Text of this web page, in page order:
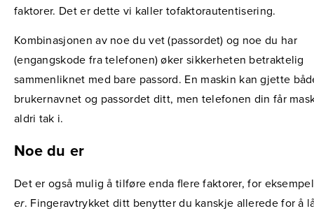
faktorer. Det er dette vi kaller tofaktorautentisering.
Kombinasjonen av noe du vet (passordet) og noe du har
(engangskode fra telefonen) øker sikkerheten betraktelig
sammenliknet med bare passord. En maskin kan gjette
brukernavnet og passordet ditt, men telefonen din får
aldri tak i.
Noe du er
Det er også mulig å tilføre enda flere faktorer, for
er. Fingeravtrykket ditt benytter du kanskje allerede for å